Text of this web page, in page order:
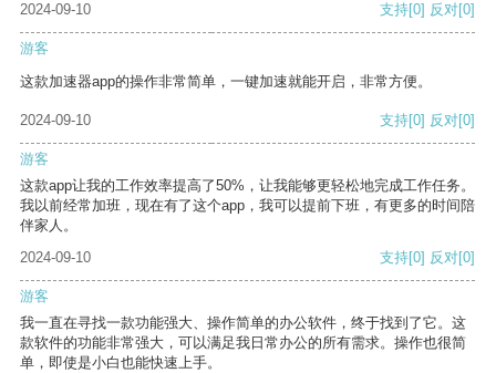
2024-09-10
支持[0] 反对[0]
游客
这款加速器app的操作非常简单，一键加速就能开启，非常方便。
2024-09-10 支持[0] 反对[0]
游客
这款app让我的工作效率提高了50%，让我能够更轻松地完成工作任务。
我以前经常加班，现在有了这个app，我可以提前下班，有更多的时间陪
伴家人。
2024-09-10
支持[0] 反对[0]
游客
我一直在寻找一款功能强大、操作简单的办公软件，终于找到了它。这
款软件的功能非常强大，可以满足我日常办公的所有需求。操作也很简
单，即使是小白也能快速上手。